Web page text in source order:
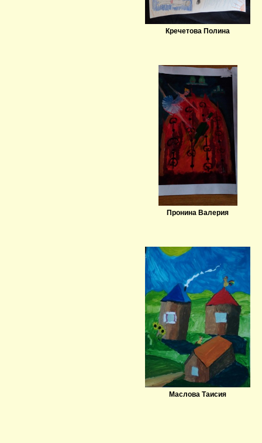
Кречетова Полина
Пронина Валерия
Маслова Таисия